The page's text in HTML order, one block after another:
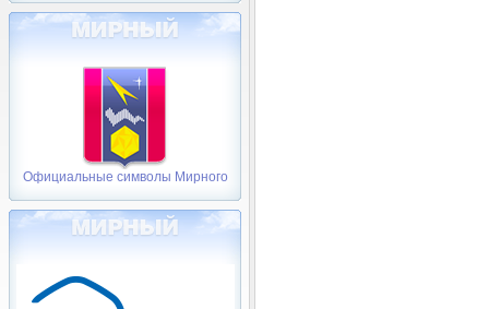
Официальные символы Мирного